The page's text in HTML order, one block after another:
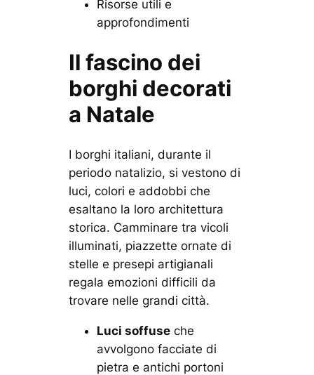
Risorse utili e
approfondimenti
Il fascino dei
borghi decorati
a Natale
I borghi italiani, durante il
periodo natalizio, si vestono di
luci, colori e addobbi che
esaltano la loro architettura
storica. Camminare tra vicoli
illuminati, piazzette ornate di
stelle e presepi artigianali
regala emozioni difficili da
trovare nelle grandi città.
Luci soffuseche
avvolgono facciate di
pietra e antichi portoni